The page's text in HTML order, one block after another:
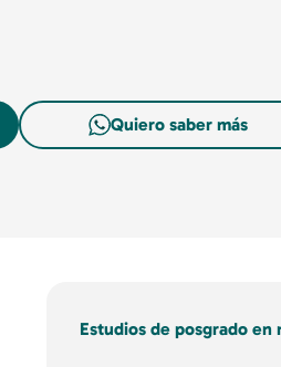
Quiero saber más
Estudios de posgrado en